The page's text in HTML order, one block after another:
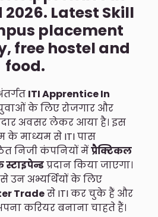
Latest Skill
placement
free hostel and
food.
ITI Apprentice In
के लिए रोजगार और
अवसर लेकर आया है। इस
के माध्यम से ITI पास
निजी कंपनियों मेंप्रैक्टिकल
प्रदान किया जाएगा।
उन अभ्यर्थियों के लिए
Tradeसे ITI कर चुके हैं और
करियर बनाना चाहते हैं।